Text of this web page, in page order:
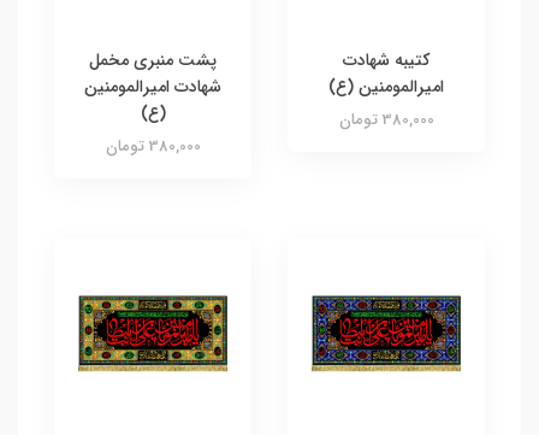
کتیبه شهادت
امیرالمومنین (ع)
380,000 تومان
پشت منبری مخمل
شهادت امیرالمومنین
(ع)
380,000 تومان